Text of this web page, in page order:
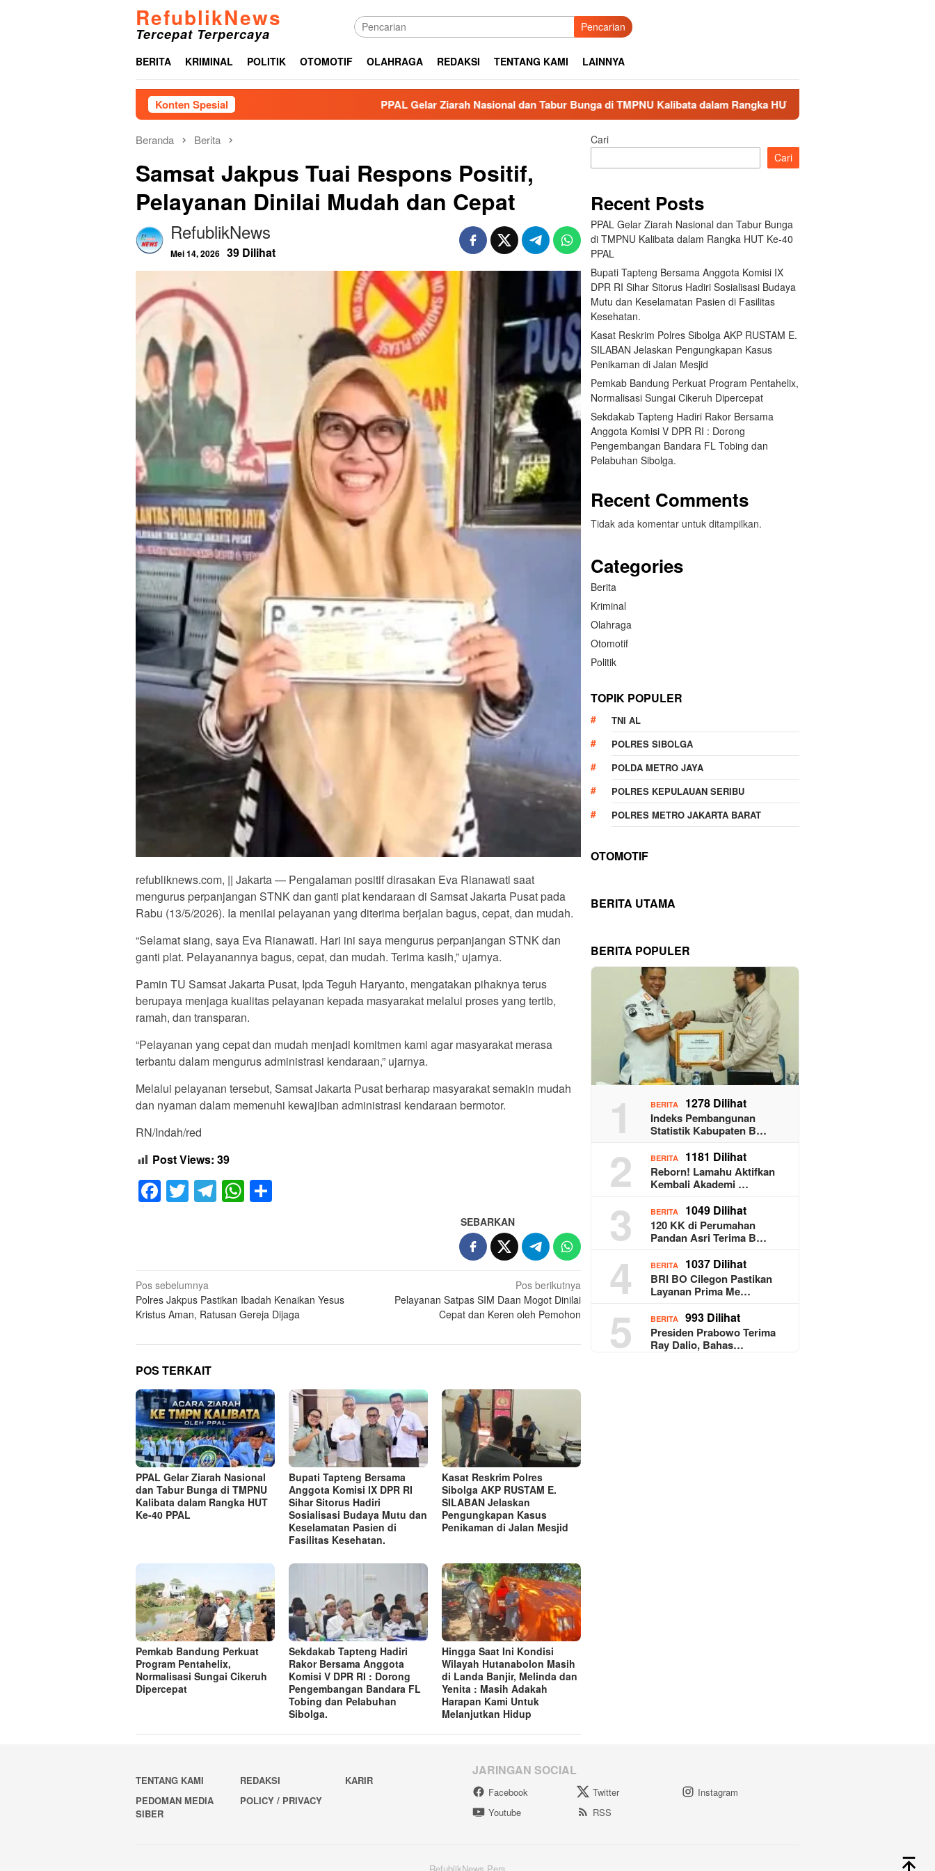
RefublikNews
Tercepat Terpercaya Pencarian
BERITA KRIMINAL POLITIK OTOMOTIF OLAHRAGA REDAKSI TENTANG KAMI LAINNYA
Konten Spesial PPAL Gelar Ziarah Nasional dan Tabur Bunga di TMPNU Kalibata dalam Rangka HUT Ke-40 PPAL
Beranda Berita
Samsat Jakpus Tuai Respons Positif,
Pelayanan Dinilai Mudah dan Cepat
RefublikNews
Mei 14, 2026 39 Dilihat
refubliknews.com, || Jakarta — Pengalaman positif dirasakan Eva Rianawati saat
mengurus perpanjangan STNK dan ganti plat kendaraan di Samsat Jakarta Pusat pada
Rabu (13/5/2026). Ia menilai pelayanan yang diterima berjalan bagus, cepat, dan mudah.
“Selamat siang, saya Eva Rianawati. Hari ini saya mengurus perpanjangan STNK dan
ganti plat. Pelayanannya bagus, cepat, dan mudah. Terima kasih,” ujarnya.
Pamin TU Samsat Jakarta Pusat, Ipda Teguh Haryanto, mengatakan pihaknya terus
berupaya menjaga kualitas pelayanan kepada masyarakat melalui proses yang tertib,
ramah, dan transparan.
“Pelayanan yang cepat dan mudah menjadi komitmen kami agar masyarakat merasa
terbantu dalam mengurus administrasi kendaraan,” ujarnya.
Melalui pelayanan tersebut, Samsat Jakarta Pusat berharap masyarakat semakin mudah
dan nyaman dalam memenuhi kewajiban administrasi kendaraan bermotor.
RN/Indah/red
Post Views: 39
Facebook
Twitter
Telegram
WhatsApp
SEBARKAN
Navigasi
pos
Pos sebelumnya
Polres Jakpus Pastikan Ibadah Kenaikan Yesus
Kristus Aman, Ratusan Gereja Dijaga
Pos berikutnya
Pelayanan Satpas SIM Daan Mogot Dinilai
Cepat dan Keren oleh Pemohon
POS TERKAIT
PPAL Gelar Ziarah Nasional
dan Tabur Bunga di TMPNU
Kalibata dalam Rangka HUT
Ke-40 PPAL
Bupati Tapteng Bersama
Anggota Komisi IX DPR RI
Sihar Sitorus Hadiri
Sosialisasi Budaya Mutu dan
Keselamatan Pasien di
Fasilitas Kesehatan.
Kasat Reskrim Polres
Sibolga AKP RUSTAM E.
SILABAN Jelaskan
Pengungkapan Kasus
Penikaman di Jalan Mesjid
Pemkab Bandung Perkuat
Program Pentahelix,
Normalisasi Sungai Cikeruh
Dipercepat
Sekdakab Tapteng Hadiri
Rakor Bersama Anggota
Komisi V DPR RI : Dorong
Pengembangan Bandara FL
Tobing dan Pelabuhan
Sibolga.
Hingga Saat Ini Kondisi
Wilayah Hutanabolon Masih
di Landa Banjir, Melinda dan
Yenita : Masih Adakah
Harapan Kami Untuk
Melanjutkan Hidup
Cari
Cari
Recent Posts
PPAL Gelar Ziarah Nasional dan Tabur Bunga
di TMPNU Kalibata dalam Rangka HUT Ke-40
PPAL
Bupati Tapteng Bersama Anggota Komisi IX
DPR RI Sihar Sitorus Hadiri Sosialisasi Budaya
Mutu dan Keselamatan Pasien di Fasilitas
Kesehatan.
Kasat Reskrim Polres Sibolga AKP RUSTAM E.
SILABAN Jelaskan Pengungkapan Kasus
Penikaman di Jalan Mesjid
Pemkab Bandung Perkuat Program Pentahelix,
Normalisasi Sungai Cikeruh Dipercepat
Sekdakab Tapteng Hadiri Rakor Bersama
Anggota Komisi V DPR RI : Dorong
Pengembangan Bandara FL Tobing dan
Pelabuhan Sibolga.
Recent Comments
Tidak ada komentar untuk ditampilkan.
Categories
Berita
Kriminal
Olahraga
Otomotif
Politik
TOPIK POPULER
TNI AL
POLRES SIBOLGA
POLDA METRO JAYA
POLRES KEPULAUAN SERIBU
POLRES METRO JAKARTA BARAT
OTOMOTIF
BERITA UTAMA
BERITA POPULER
1 BERITA 1278 Dilihat
Indeks Pembangunan
Statistik Kabupaten B…
2 BERITA 1181 Dilihat
Reborn! Lamahu Aktifkan
Kembali Akademi …
3 BERITA 1049 Dilihat
120 KK di Perumahan
Pandan Asri Terima B…
4 BERITA 1037 Dilihat
BRI BO Cilegon Pastikan
Layanan Prima Me…
5 BERITA 993 Dilihat
Presiden Prabowo Terima
Ray Dalio, Bahas…
TENTANG KAMI REDAKSI
KARIR
PEDOMAN MEDIA
SIBER
POLICY / PRIVACY
JARINGAN SOCIAL
Facebook Twitter
Instagram
Youtube
RSS